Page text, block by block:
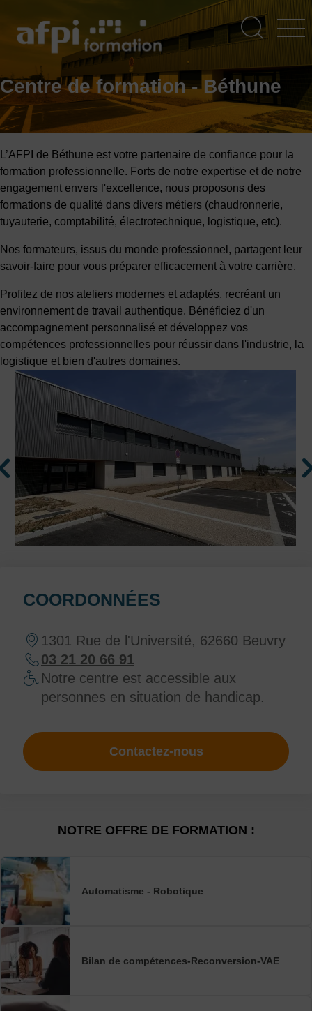
contenu
Centre de formation - Béthune
L’AFPI de Béthune est votre partenaire de confiance pour la
formation professionnelle. Forts de notre expertise et de notre
engagement envers l'excellence, nous proposons des
formations de qualité dans divers métiers (chaudronnerie,
tuyauterie, comptabilité, électrotechnique, logistique, etc).
Nos formateurs, issus du monde professionnel, partagent leur
savoir-faire pour vous préparer efficacement à votre carrière.
Profitez de nos ateliers modernes et adaptés, recréant un
environnement de travail authentique. Bénéficiez d'un
accompagnement personnalisé et développez vos
compétences professionnelles pour réussir dans l'industrie, la
logistique et bien d'autres domaines.
COORDONNÉES
1301 Rue de l'Université, 62660 Beuvry
03 21 20 66 91
Notre centre est accessible aux
personnes en situation de handicap.
Contactez-nous
NOTRE OFFRE DE FORMATION :
Automatisme - Robotique
Bilan de compétences-Reconversion-VAE